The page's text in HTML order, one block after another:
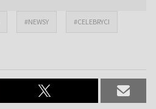
#NEWSY #CELEBRYCI